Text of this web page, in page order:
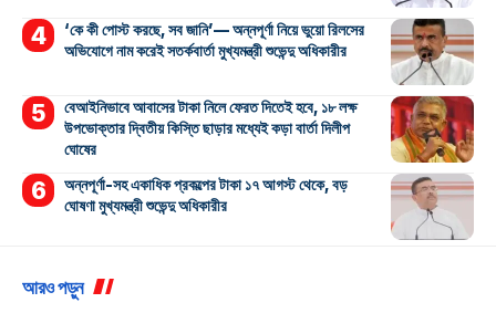
‘কে কী পোস্ট করছে, সব জানি’— অন্নপূর্ণা নিয়ে ভুয়ো রিলসের
অভিযোগে নাম করেই সতর্কবার্তা মুখ্যমন্ত্রী শুভেন্দু অধিকারীর
বেআইনিভাবে আবাসের টাকা নিলে ফেরত দিতেই হবে, ১৮ লক্ষ
উপভোক্তার দ্বিতীয় কিস্তি ছাড়ার মধ্যেই কড়া বার্তা দিলীপ
ঘোষের
অন্নপূর্ণা-সহ একাধিক প্রকল্পের টাকা ১৭ আগস্ট থেকে, বড়
ঘোষণা মুখ্যমন্ত্রী শুভেন্দু অধিকারীর
আরও পড়ুন